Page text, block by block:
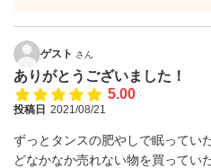
ゲスト さん
ありがとうございました！
5.00
投稿日 2021/08/21
ずっとタンスの肥やしで眠ってい
どなかなか売れない物を買ってい